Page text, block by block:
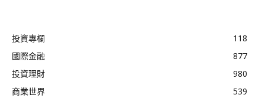
投資專欄
118
國際金融
877
投資理財
980
商業世界
539